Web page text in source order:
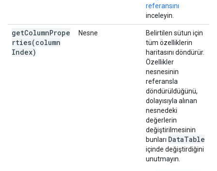
referansını
inceleyin.
getColumnPrope
rties(column
Index)
Nesne
Belirtilen sütun için
tüm özelliklerin
haritasını döndürür.
Özellikler
nesnesinin
referansla
döndürüldüğünü,
dolayısıyla alınan
nesnedeki
değerlerin
değiştirilmesinin
bunları DataTable
içinde değiştirdiğini
unutmayın.